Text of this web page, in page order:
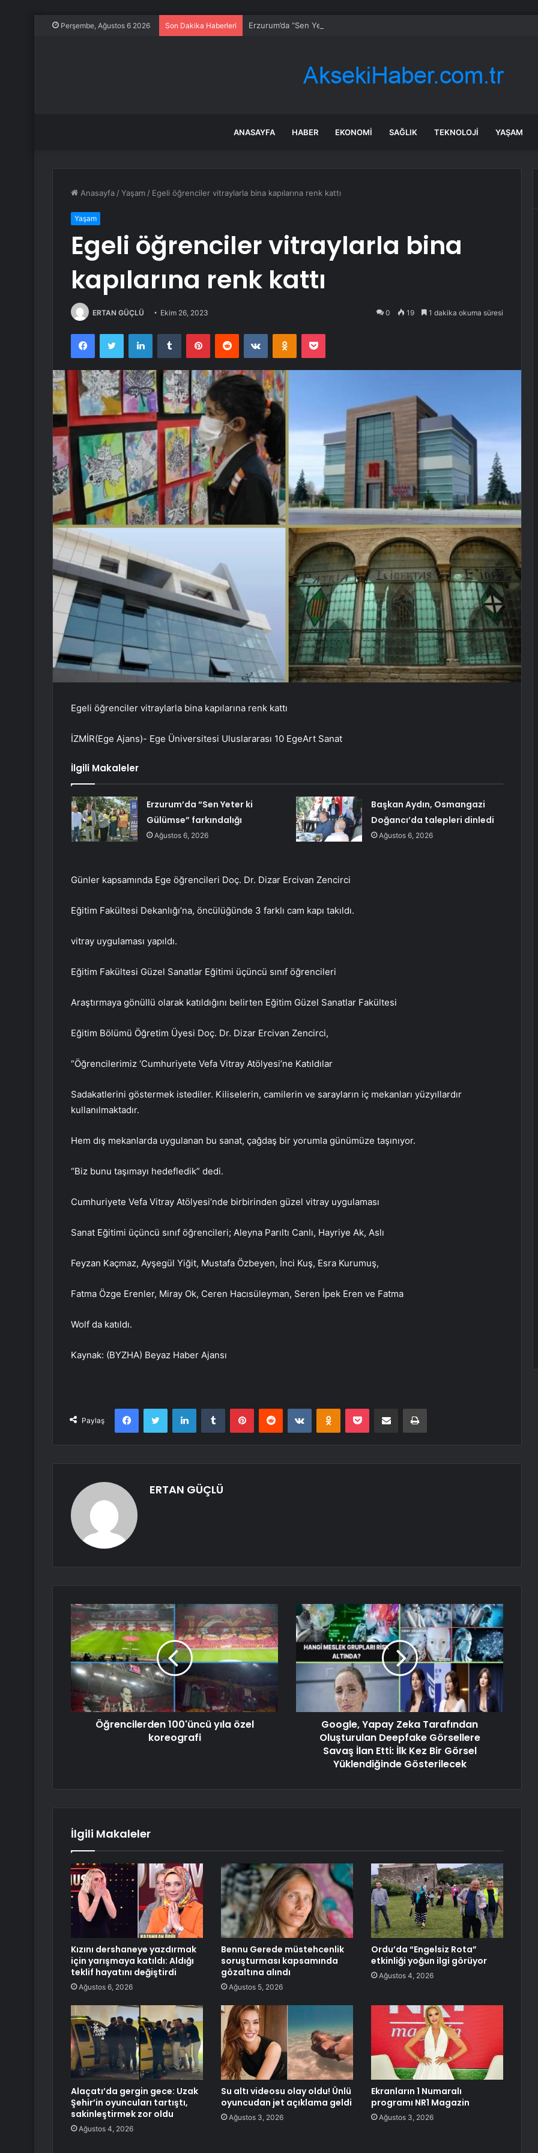
Perşembe, Ağustos 6 2026 Son Dakika Haberleri Erzurum’da “Sen Yeter ki Gülümse” farkındalığı
ANASAYFA HABER EKONOMI SAĞLIK TEKNOLOJI YAŞAM
Anasayfa /Yaşam / Egeli öğrenciler vitraylarla bina kapılarına renk kattı
Yaşam
Egeli öğrenciler vitraylarla bina
kapılarına renk kattı
ERTAN GÜÇLÜ Ekim 26, 2023 0 19 1 dakika okuma süresi
FacebookTwitter LinkedInTumblr PinterestReddit VKontakteOdnoklassniki
Pocket
Egeli öğrenciler vitraylarla bina kapılarına renk kattı
İZMİR(Ege Ajans)- Ege Üniversitesi Uluslararası 10 EgeArt Sanat
İlgili Makaleler
Erzurum’da “Sen Yeter ki
Gülümse” farkındalığı
Ağustos 6, 2026
Başkan Aydın, Osmangazi
Doğancı’da talepleri dinledi
Ağustos 6, 2026
Günler kapsamında Ege öğrencileri Doç. Dr. Dizar Ercivan Zencirci
Eğitim Fakültesi Dekanlığı’na, öncülüğünde 3 farklı cam kapı takıldı.
vitray uygulaması yapıldı.
Eğitim Fakültesi Güzel Sanatlar Eğitimi üçüncü sınıf öğrencileri
Araştırmaya gönüllü olarak katıldığını belirten Eğitim Güzel Sanatlar Fakültesi
Eğitim Bölümü Öğretim Üyesi Doç. Dr. Dizar Ercivan Zencirci,
“Öğrencilerimiz ‘Cumhuriyete Vefa Vitray Atölyesi’ne Katıldılar
Sadakatlerini göstermek istediler. Kiliselerin, camilerin ve sarayların iç mekanları yüzyıllardır
kullanılmaktadır.
Hem dış mekanlarda uygulanan bu sanat, çağdaş bir yorumla günümüze taşınıyor.
“Biz bunu taşımayı hedefledik” dedi.
Cumhuriyete Vefa Vitray Atölyesi’nde birbirinden güzel vitray uygulaması
Sanat Eğitimi üçüncü sınıf öğrencileri; Aleyna Parıltı Canlı, Hayriye Ak, Aslı
Feyzan Kaçmaz, Ayşegül Yiğit, Mustafa Özbeyen, İnci Kuş, Esra Kurumuş,
Fatma Özge Erenler, Miray Ok, Ceren Hacısüleyman, Seren İpek Eren ve Fatma
Wolf da katıldı.
Kaynak: (BYZHA) Beyaz Haber Ajansı
Paylaş
FacebookTwitter LinkedInTumblr PinterestReddit VKontakteOdnoklassniki
Pocket E-Posta ile paylaş Yazdır
ERTAN GÜÇLÜ
Öğrencilerden 100'üncü yıla özel
koreografi
Google, Yapay Zeka Tarafından
Oluşturulan Deepfake Görsellere
Savaş İlan Etti: İlk Kez Bir Görsel
Yüklendiğinde Gösterilecek
İlgili Makaleler
Kızını dershaneye yazdırmak
için yarışmaya katıldı: Aldığı
teklif hayatını değiştirdi
Ağustos 6, 2026
Bennu Gerede müstehcenlik
soruşturması kapsamında
gözaltına alındı
Ağustos 5, 2026
Ordu’da “Engelsiz Rota”
etkinliği yoğun ilgi görüyor
Ağustos 4, 2026
Alaçatı’da gergin gece: Uzak
Şehir’in oyuncuları tartıştı,
sakinleştirmek zor oldu
Ağustos 4, 2026
Su altı videosu olay oldu! Ünlü
oyuncudan jet açıklama geldi
Ağustos 3, 2026
Ekranların 1 Numaralı
programı NR1 Magazin
Ağustos 3, 2026